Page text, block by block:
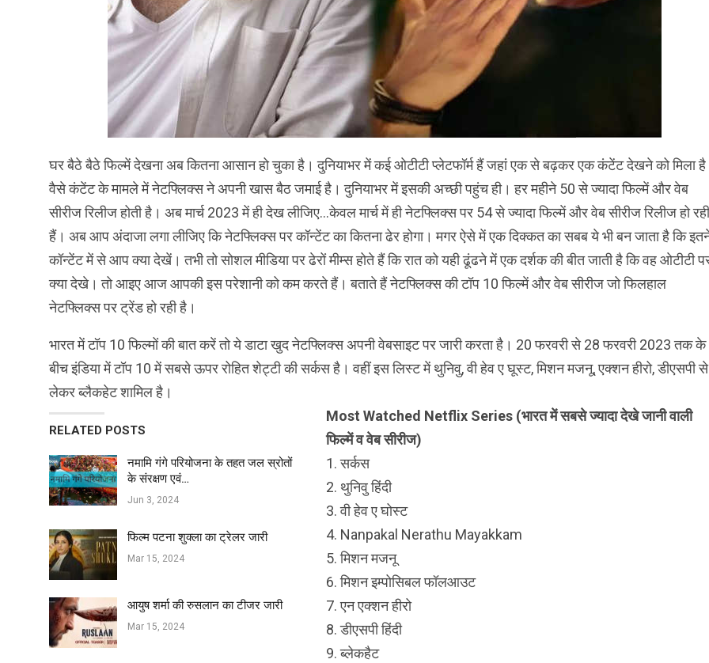
घर बैठे बैठे फिल्में देखना अब कितना आसान हो चुका है। दुनियाभर में कई ओटीटी प्लेटफॉर्म हैं जहां एक से बढ़कर एक कंटेंट देखने को मिला
वैसे कंटेंट के मामले में नेटफ्लिक्स ने अपनी खास बैठ जमाई है। दुनियाभर में इसकी अच्छी पहुंच ही। हर महीने 50 से ज्यादा फिल्में और वेब
सीरीज रिलीज होती है। अब मार्च 2023 में ही देख लीजिए…केवल मार्च में ही नेटफ्लिक्स पर 54 से ज्यादा फिल्में और वेब सीरीज रिलीज हो रही
हैं। अब आप अंदाजा लगा लीजिए कि नेटफ्लिक्स पर कॉन्टेंट का कितना ढेर होगा। मगर ऐसे में एक दिक्कत का सबब ये भी बन जाता है कि
कॉन्टेंट में से आप क्या देखें। तभी तो सोशल मीडिया पर ढेरों मीम्स होते हैं कि रात को यही ढूंढने में एक दर्शक की बीत जाती है कि वह ओटीटी
क्या देखे। तो आइए आज आपकी इस परेशानी को कम करते हैं। बताते हैं नेटफ्लिक्स की टॉप 10 फिल्में और वेब सीरीज जो फिलहाल
नेटफ्लिक्स पर ट्रेंड हो रही है।
भारत में टॉप 10 फिल्मों की बात करें तो ये डाटा खुद नेटफ्लिक्स अपनी वेबसाइट पर जारी करता है। 20 फरवरी से 28 फरवरी 2023 तक के
बीच इंडिया में टॉप 10 में सबसे ऊपर रोहित शेट्टी की सर्कस है। वहीं इस लिस्ट में थुनिवु, वी हेव ए घूस्ट, मिशन मजनू, एक्शन हीरो, डीएसपी से
लेकर ब्लैकहेट शामिल है।
RELATED POSTS
नमामि गंगे परियोजना के तहत जल स्रोतों
के संरक्षण एवं…
Jun 3, 2024
फिल्‍म पटना शुक्ला का ट्रेलर जारी
Mar 15, 2024
आयुष शर्मा की रुसलान का टीजर जारी
Mar 15, 2024
Most Watched Netflix Series (भारत में सबसे ज्यादा देखे जानी वाली
फिल्में व वेब सीरीज)
1. सर्कस
2. थुनिवु हिंदी
3. वी हेव ए घोस्ट
4. Nanpakal Nerathu Mayakkam
5. मिशन मजनू
6. मिशन इम्पोसिबल फॉलआउट
7. एन एक्शन हीरो
8. डीएसपी हिंदी
9. ब्लेकहैट